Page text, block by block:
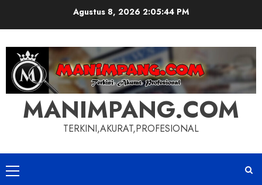
Agustus 8, 2026 2:05:44 PM
MANIMPANG.COM
TERKINI,AKURAT,PROFESIONAL
Primary